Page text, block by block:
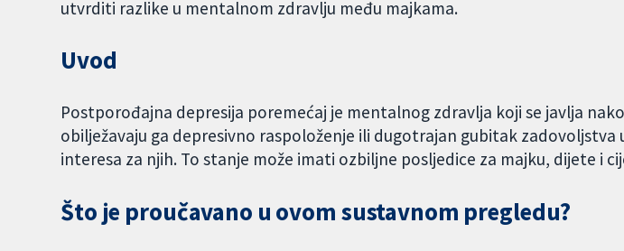
utvrditi razlike u mentalnom zdravlju među majkama.
Uvod
Postporođajna depresija poremećaj je mentalnog zdravlja koji se javlja
obilježavaju ga depresivno raspoloženje ili dugotrajan gubitak zadovoljstva
interesa za njih. To stanje može imati ozbiljne posljedice za majku, dijete i
Što je proučavano u ovom sustavnom pregledu?